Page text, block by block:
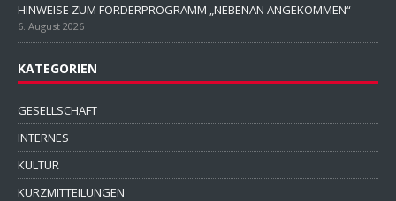
HINWEISE ZUM FÖRDERPROGRAMM „NEBENAN ANGEKOMMEN“
6. August 2026
KATEGORIEN
GESELLSCHAFT
INTERNES
KULTUR
KURZMITTEILUNGEN